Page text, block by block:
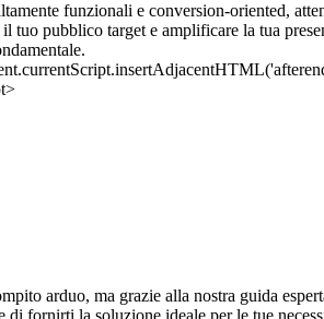
funzionali e conversion-oriented,
pubblico target e amplificare la tua
arduo, ma grazie alla nostra guida
fornirti la soluzione ideale per le tue